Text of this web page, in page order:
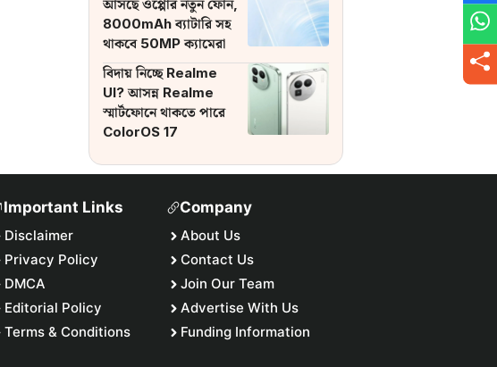
আসছে ওপ্পোর নতুন ফোন,
8000mAh ব্যাটারি সহ
থাকবে 50MP ক্যামেরা
বিদায় নিচ্ছে Realme
UI? আসন্ন Realme
স্মার্টফোনে থাকতে পারে
ColorOS 17
Important Links
Disclaimer
Privacy Policy
DMCA
Editorial Policy
Terms & Conditions
Company
About Us
Contact Us
Join Our Team
Advertise With Us
Funding Information